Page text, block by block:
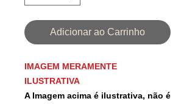
Adicionar ao Carrinho
IMAGEM MERAMENTE
ILUSTRATIVA
A Imagem acima é ilustrativa, não é